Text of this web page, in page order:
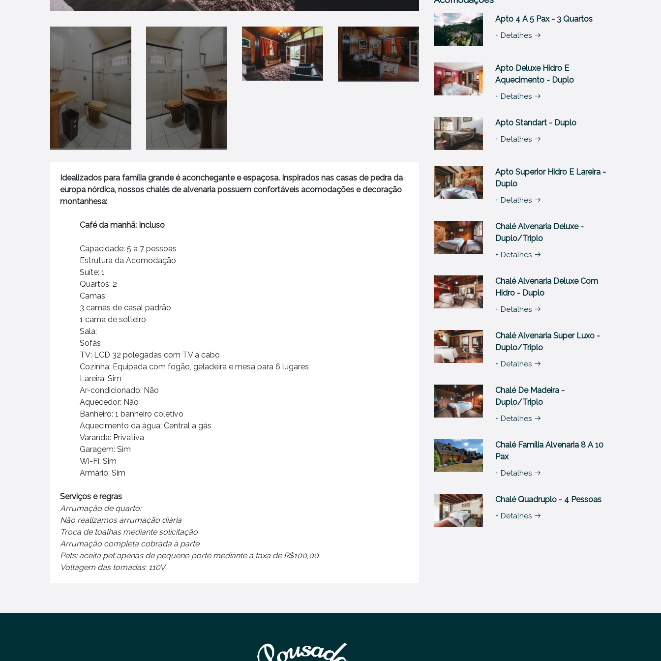
Idealizados para família grande é aconchegante e espaçosa. Inspirados nas casas de pedra da
europa nórdica, nossos chalés de alvenaria possuem confortáveis acomodações e decoração
montanhesa:
Café da manhã: Incluso
Capacidade: 5 a 7 pessoas
Estrutura da Acomodação
Suíte: 1
Quartos: 2
Camas:
3 camas de casal padrão
1 cama de solteiro
Sala:
Sofás
TV: LCD 32 polegadas com TV a cabo
Cozinha: Equipada com fogão, geladeira e mesa para 6 lugares
Lareira: Sim
Ar-condicionado: Não
Aquecedor: Não
Banheiro: 1 banheiro coletivo
Aquecimento da água: Central a gás
Varanda: Privativa
Garagem: Sim
Wi-Fi: Sim
Armário: Sim
Serviços e regras
Arrumação de quarto:
Não realizamos arrumação diária
Troca de toalhas mediante solicitação
Arrumação completa cobrada à parte
Pets: aceita pet apenas de pequeno porte mediante a taxa de R$100,00
Voltagem das tomadas: 110V
Apto 4 A 5 Pax - 3 Quartos
+ Detalhes
Apto Deluxe Hidro E
Aquecimento - Duplo
+ Detalhes
Apto Standart - Duplo
+ Detalhes
Apto Superior Hidro E Lareira -
Duplo
+ Detalhes
Chalé Alvenaria Deluxe -
Duplo/Triplo
+ Detalhes
Chalé Alvenaria Deluxe Com
Hidro - Duplo
+ Detalhes
Chalé Alvenaria Super Luxo -
Duplo/triplo
+ Detalhes
Chalé De Madeira -
Duplo/Triplo
+ Detalhes
Chalé Família Alvenaria 8 A 10
Pax
+ Detalhes
Chalé Quadruplo - 4 Pessoas
+ Detalhes